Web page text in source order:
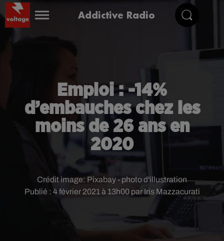
Addictive Radio
Emploi : -14%
d’embauches chez les
moins de 26 ans en
2020
Publié : 4 février 2021 à 13h00 par Iris Mazzacurati
Crédit image: Pixabay - photo d'illustration